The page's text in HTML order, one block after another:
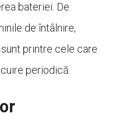
bateriei. De
de întâlnire,
printre cele care
periodică.